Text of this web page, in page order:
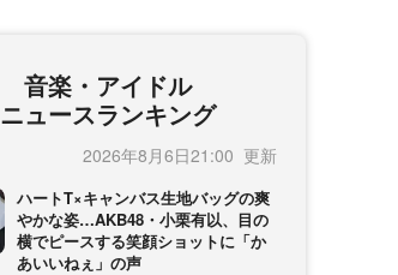
音楽・アイドル
ニュースランキング
2026年8月6日21:00
ハートT×キャンバス生地バッグの爽
やかな姿…AKB48・小栗有以、目の
横でピースする笑顔ショットに「か
あいいねぇ」の声